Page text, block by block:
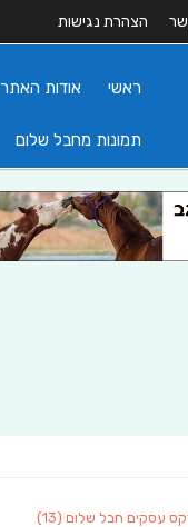
הצהרת נגישות
ראשי אודות האתר
תמונות מחבל שלום
עסקים חבל שלום (13)